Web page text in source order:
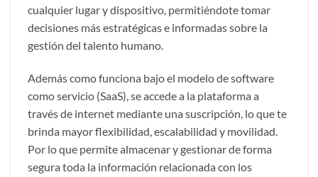
cualquier lugar y dispositivo, permitiéndote tomar
decisiones más estratégicas e informadas sobre la
gestión del talento humano.
Además como funciona bajo el modelo de software
como servicio (SaaS), se accede a la plataforma a
través de internet mediante una suscripción, lo que te
brinda mayor flexibilidad, escalabilidad y movilidad.
Por lo que permite almacenar y gestionar de forma
segura toda la información relacionada con los